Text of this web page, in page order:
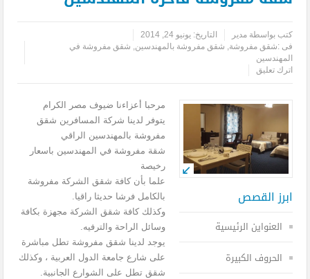
كتب بواسطةمدير التاريخ:يونيو 24, 2014
فى :شقق مفروشة, شقق مفروشة بالمهندسين, شقق مفروشة في
المهندسين
اترك تعليق
ابرز القصص
العنواين الرئيسية
الحروف الكبيرة
مرحبا أعزاءنا ضيوف مصر الكرام
يتوفر لدينا شركة المسافرين شقق
مفروشة بالمهندسين الراقي
شقة مفروشة في المهندسين باسعار
رخيصة
علما بأن كافة شقق الشركة مفروشة
بالكامل فرشا حديثا راقيا.
وكذلك كافة شقق الشركة مجهزة بكافة
وسائل الراحة والترفيه.
يوجد لدينا شقق مفروشة تطل مباشرة
على شارع جامعة الدول العربية ، وكذلك
شقق تطل على الشوارع الجانبية.